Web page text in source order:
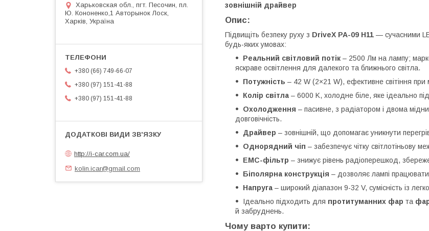
зовнішній драйвер
Опис:
Підвищіть безпеку руху з DriveX PA-09 H11 — сучасними
будь-яких умовах:
Реальний світловий потік – 2500 Лм на лампу;
яскраве освітлення для далекого та ближнього світла.
Потужність – 42 W (2×21 W), ефективне світіння при
Колір світла – 6000 K, холодне біле, яке ідеально
Охолодження – пасивне, з радіатором і двома
довговічність.
Драйвер – зовнішній, що допомагає уникнути
Однорядний чіп – забезпечує чітку світлотіньову
EMC-фільтр – знижує рівень радіоперешкод,
Біполярна конструкція – дозволяє лампі
Напруга – широкий діапазон 9-32 V, сумісність із
Ідеально підходить для протитуманних фар та
й забруднень.
Чому варто купити:
Харьковская обл., пгт. Песочин, пл.
Ю. Кононенко,1 Авторынок Лоск,
Харків, Україна
+380 (66) 749-66-07
+380 (97) 151-41-88
+380 (97) 151-41-88
http://i-car.com.ua/
kolin.icar@gmail.com